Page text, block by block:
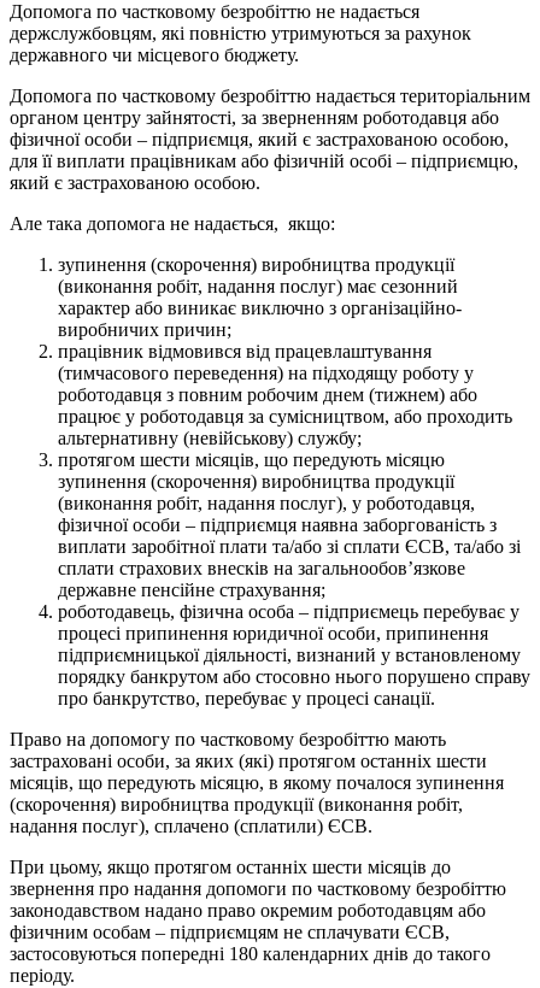
Допомога по частковому безробіттю не надається
держслужбовцям, які повністю утримуються за рахунок
державного чи місцевого бюджету.
Допомога по частковому безробіттю надається територіальним
органом центру зайнятості, за зверненням роботодавця або
фізичної особи – підприємця, який є застрахованою особою,
для її виплати працівникам або фізичній особі – підприємцю,
який є застрахованою особою.
Але така допомога не надається, якщо:
зупинення (скорочення) виробництва продукції
(виконання робіт, надання послуг) має сезонний
характер або виникає виключно з організаційно-
виробничих причин;
працівник відмовився від працевлаштування
(тимчасового переведення) на підходящу роботу у
роботодавця з повним робочим днем (тижнем) або
працює у роботодавця за сумісництвом, або проходить
альтернативну (невійськову) службу;
протягом шести місяців, що передують місяцю
зупинення (скорочення) виробництва продукції
(виконання робіт, надання послуг), у роботодавця,
фізичної особи – підприємця наявна заборгованість з
виплати заробітної плати та/або зі сплати ЄСВ, та/або зі
сплати страхових внесків на загальнообов’язкове
державне пенсійне страхування;
роботодавець, фізична особа – підприємець перебуває у
процесі припинення юридичної особи, припинення
підприємницької діяльності, визнаний у встановленому
порядку банкрутом або стосовно нього порушено справу
про банкрутство, перебуває у процесі санації.
Право на допомогу по частковому безробіттю мають
застраховані особи, за яких (які) протягом останніх шести
місяців, що передують місяцю, в якому почалося зупинення
(скорочення) виробництва продукції (виконання робіт,
надання послуг), сплачено (сплатили) ЄСВ.
При цьому, якщо протягом останніх шести місяців до
звернення про надання допомоги по частковому безробіттю
законодавством надано право окремим роботодавцям або
фізичним особам – підприємцям не сплачувати ЄСВ,
застосовуються попередні 180 календарних днів до такого
періоду.